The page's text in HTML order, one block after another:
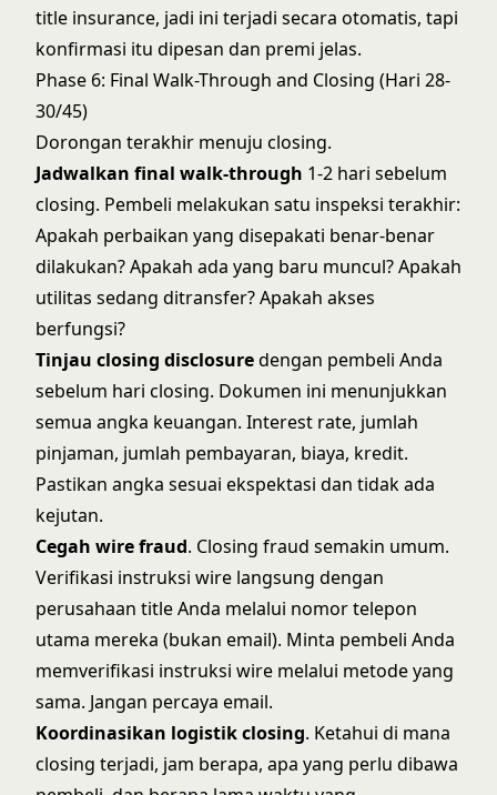
title insurance, jadi ini terjadi secara otomatis, tapi
konfirmasi itu dipesan dan premi jelas.
Phase 6: Final Walk-Through and Closing (Hari 28-
30/45)
Dorongan terakhir menuju closing.
Jadwalkan final walk-through 1-2 hari sebelum
closing. Pembeli melakukan satu inspeksi terakhir:
Apakah perbaikan yang disepakati benar-benar
dilakukan? Apakah ada yang baru muncul? Apakah
utilitas sedang ditransfer? Apakah akses
berfungsi?
Tinjau closing disclosuredengan pembeli Anda
sebelum hari closing. Dokumen ini menunjukkan
semua angka keuangan. Interest rate, jumlah
pinjaman, jumlah pembayaran, biaya, kredit.
Pastikan angka sesuai ekspektasi dan tidak ada
kejutan.
Cegah wire fraud. Closing fraud semakin umum.
Verifikasi instruksi wire langsung dengan
perusahaan title Anda melalui nomor telepon
utama mereka (bukan email). Minta pembeli Anda
memverifikasi instruksi wire melalui metode yang
sama. Jangan percaya email.
Koordinasikan logistik closing. Ketahui di mana
closing terjadi, jam berapa, apa yang perlu dibawa